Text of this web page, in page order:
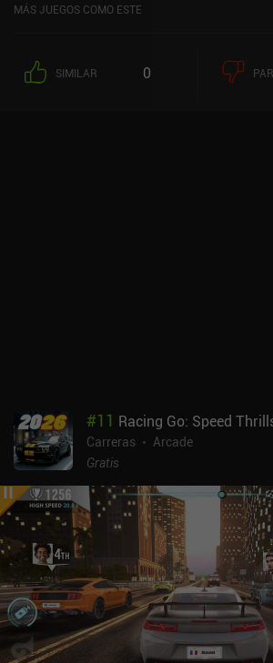
MÁS JUEGOS COMO ESTE
SIMILAR 0
#11 Racing Go: Speed
Carreras
Arcade
Gratis